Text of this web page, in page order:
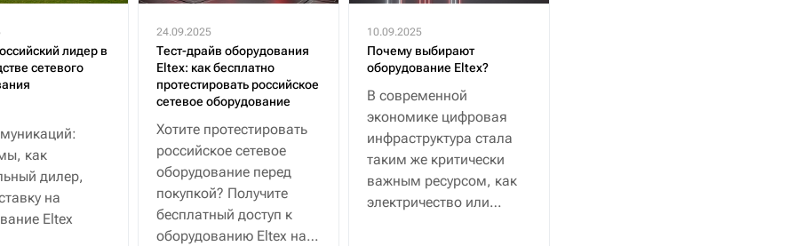
лидер в
сетевого
как
дилер,
на
Eltex
24.09.2025
Тест-драйв оборудования
Eltex: как бесплатно
протестировать российское
сетевое оборудование
Хотите протестировать
российское сетевое
оборудование перед
покупкой? Получите
бесплатный доступ к
оборудованию Eltex на
10.09.2025
Почему выбирают
оборудование Eltex?
В современной
экономике цифровая
инфраструктура стала
таким же критически
важным ресурсом, как
электричество или